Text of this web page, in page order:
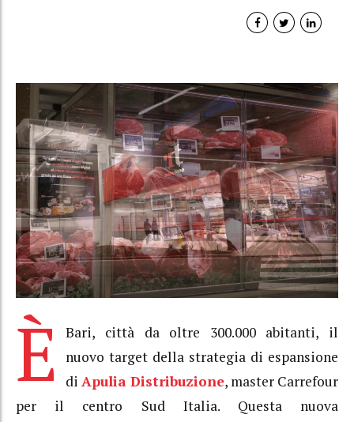
È
Bari, città da oltre 300.000 abitanti, il
nuovo target della strategia di espansione
diApulia Distribuzione, master Carrefour
per il centro Sud Italia. Questa nuova